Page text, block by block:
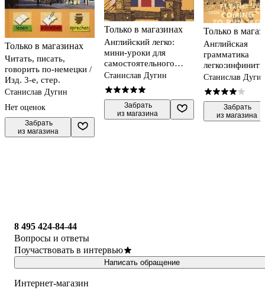
Только в магазинах
Читать, писать,
говорить по-немецки /
Изд. 3-е, стер.
Станислав Дугин
Нет оценок
Забрать
из магазина
Только в магазинах
Английский легко:
мини-уроки для
самостоятельного
изучения
Станислав Дугин
Забрать
из магазина
Только в
Английская
грамматика
астие
Станислав
Забрать
из магазина
8 495 424-84-44
Вопросы и ответы
Поучаствовать в интервью
Написать обращение
Интернет-магазин